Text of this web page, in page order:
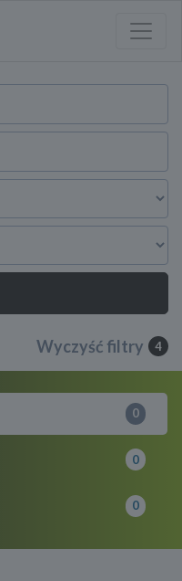
Wyczyść filtry 4
0
0
0